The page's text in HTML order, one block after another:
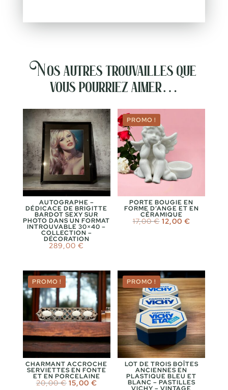
Nos autres trouvailles que
vous pourriez aimer…
AUTOGRAPHE –
DÉDICACE DE BRIGITTE
BARDOT SEXY SUR
PHOTO DANS UN FORMAT
INTROUVABLE 30×40 –
COLLECTION –
DÉCORATION
289,00€
PROMO !
PORTE BOUGIE EN
FORME D’ANGE ET EN
CÉRAMIQUE
17,00€ Le
12,00 €Le
PROMO !
CHARMANT ACCROCHE
SERVIETTES EN FONTE
ET EN PORCELAINE
20,00€ Le
15,00 €Le
PROMO !
LOT DE TROIS BOÎTES
ANCIENNES EN
PLASTIQUE BLEU ET
BLANC – PASTILLES
VICHY – VINTAGE